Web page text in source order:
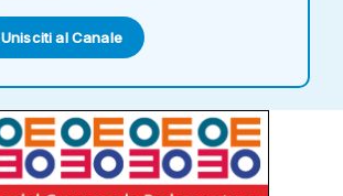
Unisciti al Canale